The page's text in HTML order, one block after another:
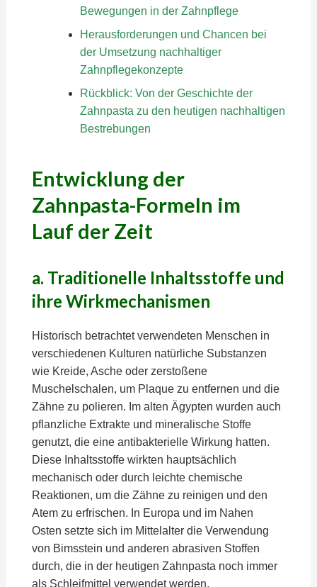
Bewegungen in der Zahnpflege
Herausforderungen und Chancen bei
der Umsetzung nachhaltiger
Zahnpflegekonzepte
Rückblick: Von der Geschichte der
Zahnpasta zu den heutigen nachhaltigen
Bestrebungen
Entwicklung der
Zahnpasta-Formeln im
Lauf der Zeit
a. Traditionelle Inhaltsstoffe und
ihre Wirkmechanismen
Historisch betrachtet verwendeten Menschen in
verschiedenen Kulturen natürliche Substanzen
wie Kreide, Asche oder zerstoßene
Muschelschalen, um Plaque zu entfernen und die
Zähne zu polieren. Im alten Ägypten wurden auch
pflanzliche Extrakte und mineralische Stoffe
genutzt, die eine antibakterielle Wirkung hatten.
Diese Inhaltsstoffe wirkten hauptsächlich
mechanisch oder durch leichte chemische
Reaktionen, um die Zähne zu reinigen und den
Atem zu erfrischen. In Europa und im Nahen
Osten setzte sich im Mittelalter die Verwendung
von Bimsstein und anderen abrasiven Stoffen
durch, die in der heutigen Zahnpasta noch immer
als Schleifmittel verwendet werden.